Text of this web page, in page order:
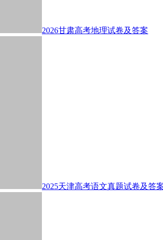
2026甘肃高考地理试卷及答案
2025天津高考语文真题试卷及答